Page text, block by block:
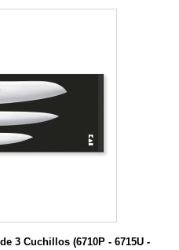
3 Cuchillos (6710P - 6715U -